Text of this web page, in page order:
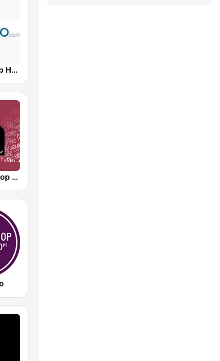
Hits Radio Hip Hop / RnB
90s90s Hiphop & Rap